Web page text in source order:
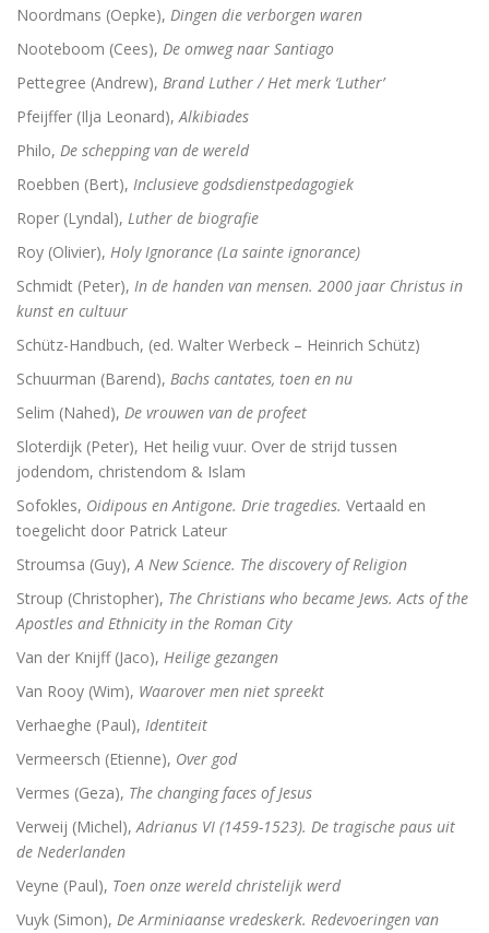
Noordmans (Oepke), Dingen die verborgen waren
Nooteboom (Cees), De omweg naar Santiago
Pettegree (Andrew), Brand Luther / Het merk ‘Luther’
Pfeijffer (Ilja Leonard), Alkibiades
Philo, De schepping van de wereld
Roebben (Bert), Inclusieve godsdienstpedagogiek
Roper (Lyndal), Luther de biografie
Roy (Olivier), Holy Ignorance (La sainte ignorance)
Schmidt (Peter), In de handen van mensen. 2000 jaar Christus in
kunst en cultuur
Schütz-Handbuch, (ed. Walter Werbeck – Heinrich Schütz)
Schuurman (Barend), Bachs cantates, toen en nu
Selim (Nahed), De vrouwen van de profeet
Sloterdijk (Peter), Het heilig vuur. Over de strijd tussen
jodendom, christendom & Islam
Sofokles, Oidipous en Antigone. Drie tragedies. Vertaald en
toegelicht door Patrick Lateur
Stroumsa (Guy), A New Science. The discovery of Religion
Stroup (Christopher), The Christians who became Jews. Acts of the
Apostles and Ethnicity in the Roman City
Van der Knijff (Jaco), Heilige gezangen
Van Rooy (Wim), Waarover men niet spreekt
Verhaeghe (Paul), Identiteit
Vermeersch (Etienne), Over god
Vermes (Geza), The changing faces of Jesus
Verweij (Michel), Adrianus VI (1459-1523). De tragische paus uit
de Nederlanden
Veyne (Paul), Toen onze wereld christelijk werd
Vuyk (Simon), De Arminiaanse vredeskerk. Redevoeringen van